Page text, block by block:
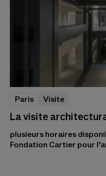
La visite
Paris Visite
plusieurs horaires
Fondation Cartier pour